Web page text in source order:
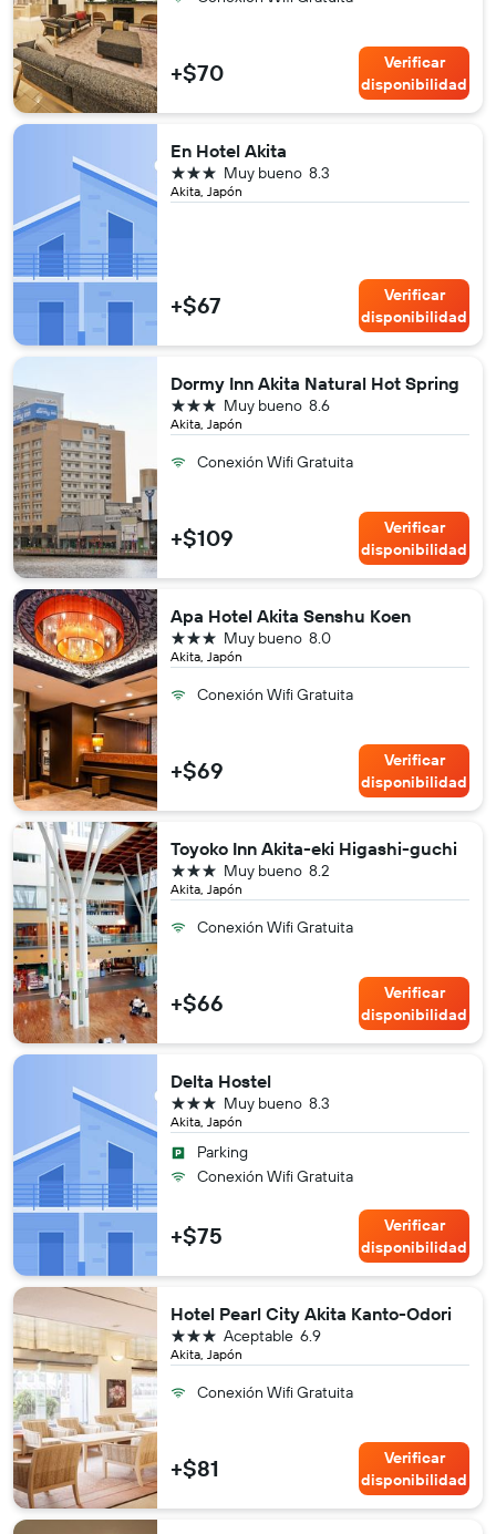
+$70
Verificar
disponibilidad
En Hotel Akita
Akita, Japón
8.3
Muy bueno
3 estrellas
+$67
Verificar
disponibilidad
Dormy Inn Akita Natural Hot Spring
Akita, Japón
8.6
Muy bueno
3 estrellas
Conexión Wifi Gratuita
+$109
Verificar
disponibilidad
Apa Hotel Akita Senshu Koen
Akita, Japón
8.0
Muy bueno
3 estrellas
Conexión Wifi Gratuita
+$69
Verificar
disponibilidad
Toyoko Inn Akita-eki Higashi-guchi
Akita, Japón
8.2
Muy bueno
3 estrellas
Conexión Wifi Gratuita
+$66
Verificar
disponibilidad
Delta Hostel
Akita, Japón
8.3
Muy bueno
3 estrellas
Parking
Conexión Wifi Gratuita
+$75
Verificar
disponibilidad
Hotel Pearl City Akita Kanto-Odori
Akita, Japón
6.9
Aceptable
3 estrellas
Conexión Wifi Gratuita
+$81
Verificar
disponibilidad